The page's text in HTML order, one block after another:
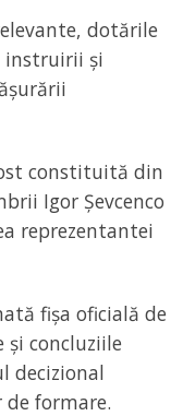
dotările
instruirii și
constituită din
Igor Șevcenco
reprezentantei
fișa oficială de
și concluziile
decizional
formare.